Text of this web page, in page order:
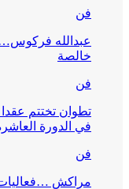
فن
عبدالله فركوس…
خالصة
فن
تطوان تختتم عقدا
في الدورة
فن
مراكش …فعاليات